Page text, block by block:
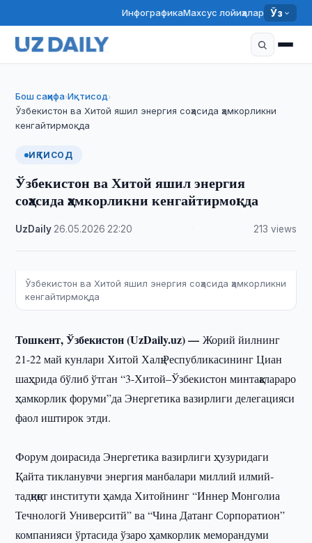
ИнфографикаМахсус лойиҳалар Ўз
Бош саҳифа›Иқтисод›
Ўзбекистон ва Хитой яшил энергия соҳасида ҳамкорликни
кенгайтирмоқда
ИҚТИСОД
Ўзбекистон ва Хитой яшил энергия
соҳасида ҳамкорликни кенгайтирмоқда
UzDaily 26.05.2026 22:20 213 views
Ўзбекистон ва Хитой яшил энергия соҳасида ҳамкорликни
кенгайтирмоқда
Тошкент, Ўзбекистон (UzDaily.uz) —Жорий йилнинг
21-22 май кунлари Хитой Халқ Республикасининг Циан
шаҳрида бўлиб ўтган “3-Хитой–Ўзбекистон минтақалараро
ҳамкорлик форуми”да Энергетика вазирлиги делегацияси
фаол иштирок этди.
Форум доирасида Энергетика вазирлиги ҳузуридаги
Қайта тикланувчи энергия манбалари миллий илмий-
тадқиқот институти ҳамда Хитойнинг “Иннер Монголиа
Течнологй Университй” ва “Чина Датанг Сорпоратион”
компанияси ўртасида ўзаро ҳамкорлик меморандуми